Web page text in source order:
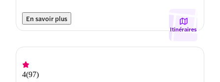
En savoir plus
Itinéraires
4(97)